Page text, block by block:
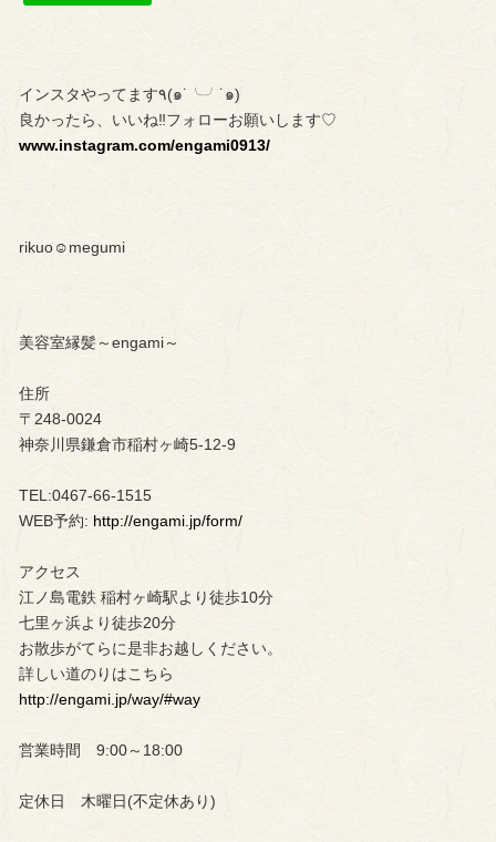
インスタやってます٩(๑˙╰╯˙๑)
良かったら、いいね‼︎フォローお願いします♡
www.instagram.com/engami0913/
rikuo☺︎megumi
美容室縁髪～engami～
住所
〒248-0024
神奈川県鎌倉市稲村ヶ崎5-12-9
TEL:0467-66-1515
WEB予約: http://engami.jp/form/
アクセス
江ノ島電鉄 稲村ヶ崎駅より徒歩10分
七里ヶ浜より徒歩20分
お散歩がてらに是非お越しください。
詳しい道のりはこちら
http://engami.jp/way/#way
営業時間 9:00～18:00
定休日 木曜日(不定休あり)